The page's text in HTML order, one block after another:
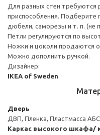
Для разных стен требуются
приспособления.
дюбели, саморезы и т. п. (не
Петли регулируются по
Ножки и цоколи продаются
Можно дополнить ручкой.
Дизайнер:
IKEA of Sweden
Дверь
ДВП, Пленка, Пластмасса АБС
Каркас высокого шкафа/